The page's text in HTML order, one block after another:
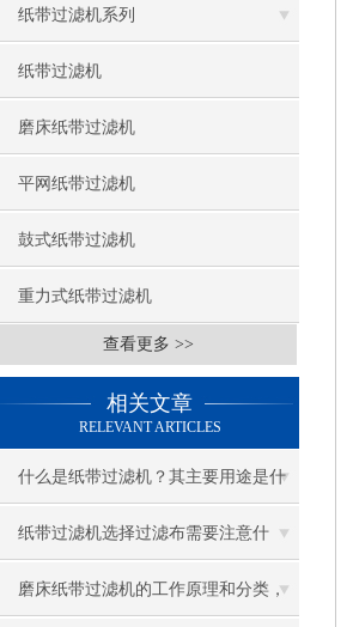
纸带过滤机系列
纸带过滤机
磨床纸带过滤机
平网纸带过滤机
鼓式纸带过滤机
重力式纸带过滤机
查看更多 >>
相关文章
RELEVANT ARTICLES
什么是纸带过滤机？其主要用途是什
么？
纸带过滤机选择过滤布需要注意什
么？
磨床纸带过滤机的工作原理和分类，